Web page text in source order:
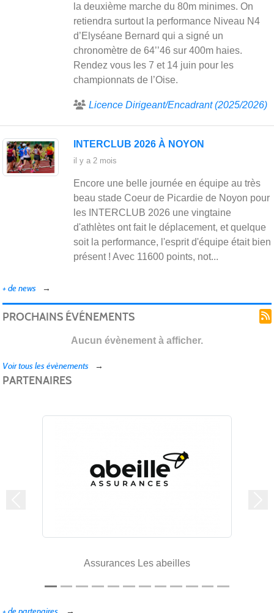
la deuxième marche du 80m minimes. On
retiendra surtout la performance Niveau N4
d’Elyséane Bernard qui a signé un
chronomètre de 64’’46 sur 400m haies.
Rendez vous les 7 et 14 juin pour les
championnats de l’Oise.
Licence Dirigeant/Encadrant (2025/2026)
INTERCLUB 2026 À NOYON
il y a 2 mois
Encore une belle journée en équipe au très
beau stade Coeur de Picardie de Noyon pour
les INTERCLUB 2026 une vingtaine
d'athlètes ont fait le déplacement, et quelque
soit la performance, l'esprit d'équipe était bien
présent ! Avec 11600 points, not...
+ de news
PROCHAINS ÉVÉNEMENTS
Aucun évènement à afficher.
Voir tous les évènements
PARTENAIRES
Assurances Les abeilles